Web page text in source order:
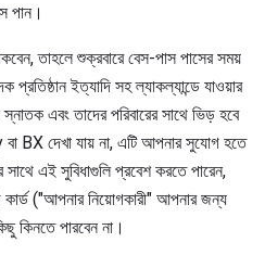
পান।
তাহলে শুক্রবারে বেস-পাস পাসের সময়
প্রতিষ্ঠান ইত্যাদি সহ ল্যাকল্যান্ডে যাওয়ার
এবং তাদের পরিবারের সাথে ভিড় হবে
BX দেখা যায় না, এটি আপনার সুযোগ হতে
এই সুবিধাগুলি প্রবেশ করতে পারেন,
("আপনার নিয়োগকারী" আপনার জন্য
কিনতে পারবেন না।